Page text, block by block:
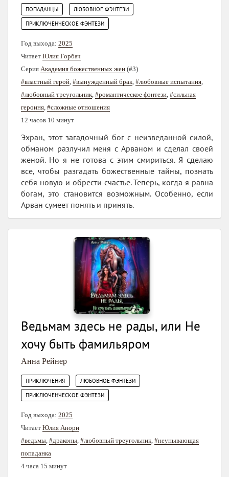
ПОПАДАНЦЫ ЛЮБОВНОЕ ФЭНТЕЗИ
ПРИКЛЮЧЕНЧЕСКОЕ ФЭНТЕЗИ
Год выхода: 2025
Читает Юлия Горбач
Серия Академия божественных жен (#3)
#властный герой #вынужденный брак #любовные испытания
#любовный треугольник #романтическое фэнтези #сильная
героиня #сложные отношения
12 часов 10 минут
Эхран, этот загадочный бог с неизведанной силой,
обманом разлучил меня с Арваном и сделал своей
женой. Но я не готова с этим смириться. Я сделаю
все, чтобы разгадать божественные тайны, познать
себя новую и обрести счастье. Теперь, когда я равна
богам, это становится возможным. Особенно, если
Арван сумеет понять и принять.
Ведьмам здесь не рады, или Не
хочу быть фамильяром
Анна Рейнер
ПРИКЛЮЧЕНИЯ ЛЮБОВНОЕ ФЭНТЕЗИ
ПРИКЛЮЧЕНЧЕСКОЕ ФЭНТЕЗИ
Год выхода: 2025
Читает Юлия Анори
#ведьмы #драконы #любовный треугольник #неунывающая
попаданка
4 часа 15 минут